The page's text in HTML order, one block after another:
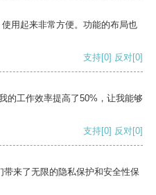
用起来非常方便。功能的布局也
支持[0] 反对[0]
的工作效率提高了50%，让我能够
支持[0] 反对[0]
来了无限的隐私保护和安全性保